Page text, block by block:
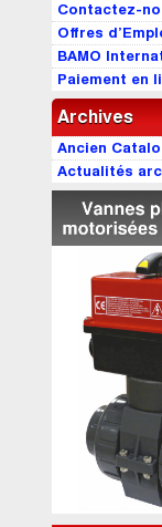
Contactez-
Offres
BAMO
Paiement en
Archives
Ancien
Actualités